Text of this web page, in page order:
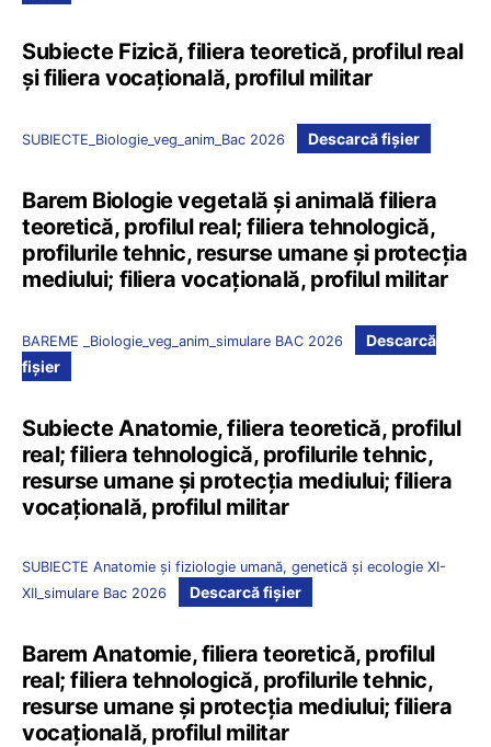
Subiecte Fizică, filiera teoretică, profilul real
și filiera vocațională, profilul militar
SUBIECTE_Biologie_veg_anim_Bac 2026 Descarcă fișier
Barem Biologie vegetală și animală filiera
teoretică, profilul real; filiera tehnologică,
profilurile tehnic, resurse umane și protecția
mediului; filiera vocațională, profilul militar
BAREME _Biologie_veg_anim_simulare BAC 2026
Descarcă
fișier
Subiecte Anatomie, filiera teoretică, profilul
real; filiera tehnologică, profilurile tehnic,
resurse umane și protecția mediului; filiera
vocațională, profilul militar
SUBIECTE Anatomie și fiziologie umană, genetică și ecologie XI-
XII_simulare Bac 2026
Descarcă fișier
Barem Anatomie, filiera teoretică, profilul
real; filiera tehnologică, profilurile tehnic,
resurse umane și protecția mediului; filiera
vocațională, profilul militar